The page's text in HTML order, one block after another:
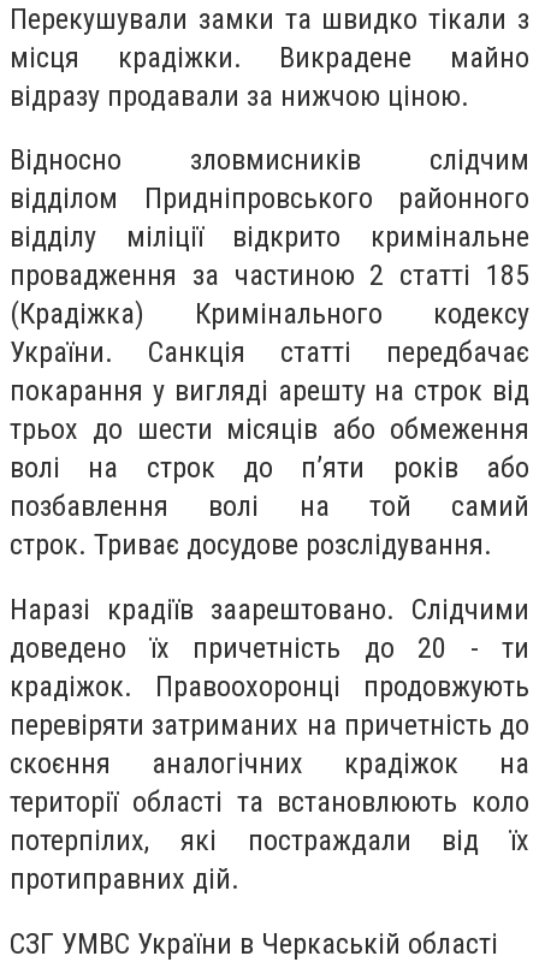
Перекушували замки та швидко тікали з
місця крадіжки. Викрадене майно
відразу продавали за нижчою ціною.
Відносно зловмисників слідчим
відділом Придніпровського районного
відділу міліції відкрито кримінальне
провадження за частиною 2 статті 185
(Крадіжка) Кримінального кодексу
України. Санкція статті передбачає
покарання у вигляді арешту на строк від
трьох до шести місяців або обмеження
волі на строк до п’яти років або
позбавлення волі на той самий
строк. Триває досудове розслідування.
Наразі крадіїв заарештовано. Слідчими
доведено їх причетність до 20 - ти
крадіжок. Правоохоронці продовжують
перевіряти затриманих на причетність до
скоєння аналогічних крадіжок на
території області та встановлюють коло
потерпілих, які постраждали від їх
протиправних дій.
СЗГ УМВС України в Черкаській області